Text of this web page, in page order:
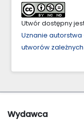
Utwór dostępny
Uznanie autorstwa
utworów
Wydawca